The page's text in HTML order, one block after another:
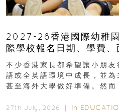
2027-28香港國際幼稚
際學校報名日期、學費、
不少香港家長都希望讓小朋
語或全英語環境中成長，並
甚至海外大學做好準備。然
27th July, 2026 ｜ In